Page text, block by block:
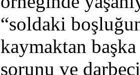
“soldaki
kaymaktan
sorunu ve